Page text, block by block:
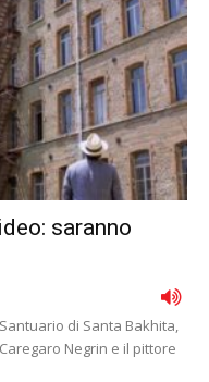
saranno
di Santa Bakhita,
Negrin e il pittore